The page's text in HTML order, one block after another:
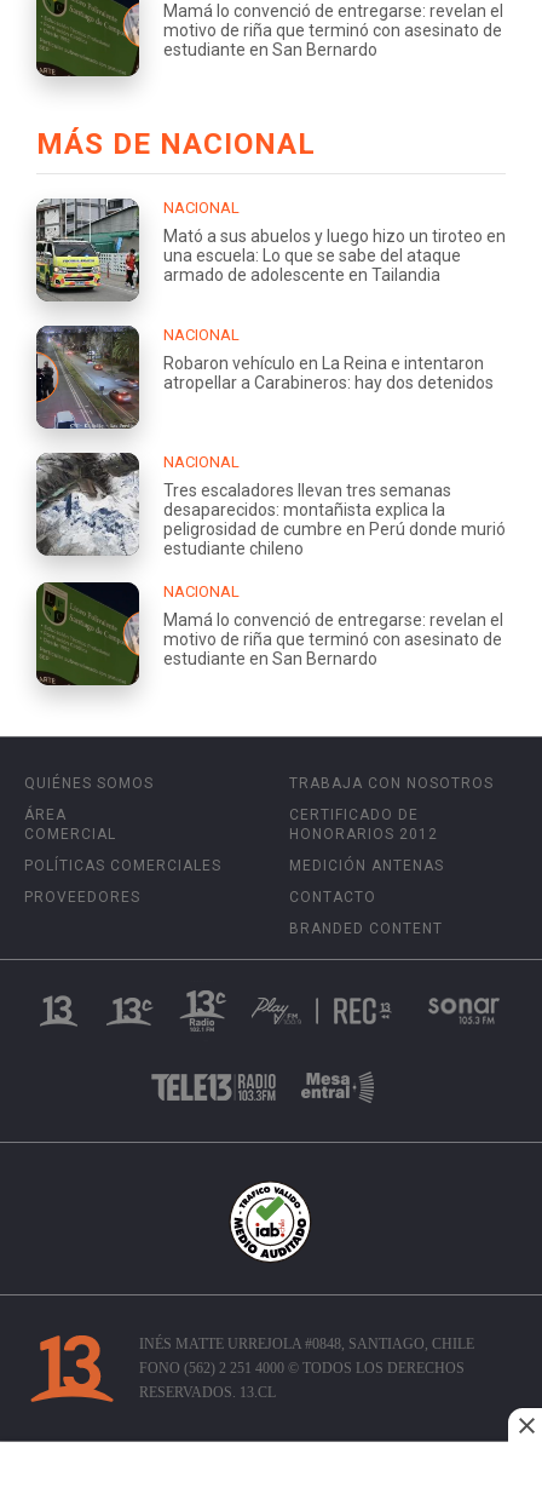
Mamá lo convenció de entregarse: revelan el
motivo de riña que terminó con asesinato de
estudiante en San Bernardo
MÁS DE NACIONAL
NACIONAL
Mató a sus abuelos y luego hizo un tiroteo en
una escuela: Lo que se sabe del ataque
armado de adolescente en Tailandia
NACIONAL
Robaron vehículo en La Reina e intentaron
atropellar a Carabineros: hay dos detenidos
NACIONAL
Tres escaladores llevan tres semanas
desaparecidos: montañista explica la
peligrosidad de cumbre en Perú donde murió
estudiante chileno
NACIONAL
Mamá lo convenció de entregarse: revelan el
motivo de riña que terminó con asesinato de
estudiante en San Bernardo
QUIÉNES SOMOS
ÁREA
COMERCIAL
POLÍTICAS COMERCIALES
PROVEEDORES
TRABAJA CON NOSOTROS
CERTIFICADO DE
HONORARIOS 2012
MEDICIÓN ANTENAS
CONTACTO
BRANDED CONTENT
INÉS MATTE URREJOLA #0848, SANTIAGO, CHILE
FONO (562) 2 251 4000 © TODOS LOS DERECHOS
RESERVADOS. 13.CL